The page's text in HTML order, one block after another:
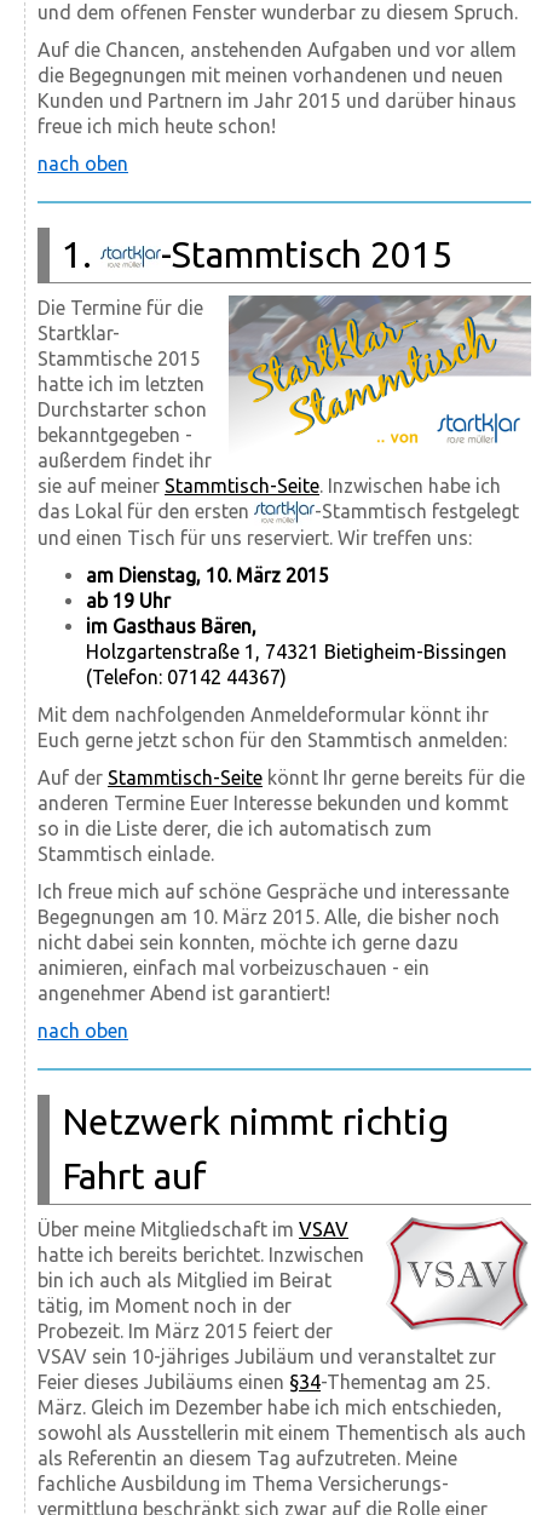
und dem offenen Fenster wunderbar zu diesem Spruch.
Auf die Chancen, anstehenden Aufgaben und vor allem
die Begegnungen mit meinen vorhandenen und neuen
Kunden und Partnern im Jahr 2015 und darüber hinaus
freue ich mich heute schon!
nach oben
1. -Stammtisch 2015
Die Termine für die
Startklar-
Stammtische 2015
hatte ich im letzten
Durchstarter schon
bekanntgegeben -
außerdem findet ihr
sie auf meiner Stammtisch-Seite. Inzwischen habe ich
das Lokal für den ersten
-Stammtisch festgelegt
und einen Tisch für uns reserviert. Wir treffen uns:
am Dienstag, 10. März 2015
ab 19 Uhr
im Gasthaus Bären,
Holzgartenstraße 1, 74321 Bietigheim-Bissingen
(Telefon: 07142 44367)
Mit dem nachfolgenden Anmeldeformular könnt ihr
Euch gerne jetzt schon für den Stammtisch anmelden:
Auf der Stammtisch-Seite könnt Ihr gerne bereits für die
anderen Termine Euer Interesse bekunden und kommt
so in die Liste derer, die ich automatisch zum
Stammtisch einlade.
Ich freue mich auf schöne Gespräche und interessante
Begegnungen am 10. März 2015. Alle, die bisher noch
nicht dabei sein konnten, möchte ich gerne dazu
animieren, einfach mal vorbeizuschauen - ein
angenehmer Abend ist garantiert!
nach oben
Netzwerk nimmt richtig
Fahrt auf
Über meine Mitgliedschaft im VSAV
hatte ich bereits berichtet. Inzwischen
bin ich auch als Mitglied im Beirat
tätig, im Moment noch in der
Probezeit. Im März 2015 feiert der
VSAV sein 10-jähriges Jubiläum und veranstaltet zur
Feier dieses Jubiläums einen §34-Thementag am 25.
März. Gleich im Dezember habe ich mich entschieden,
sowohl als Ausstellerin mit einem Thementisch als auch
als Referentin an diesem Tag aufzutreten. Meine
fachliche Ausbildung im Thema Versicherungs­
vermittlung beschränkt sich zwar auf die Rolle einer